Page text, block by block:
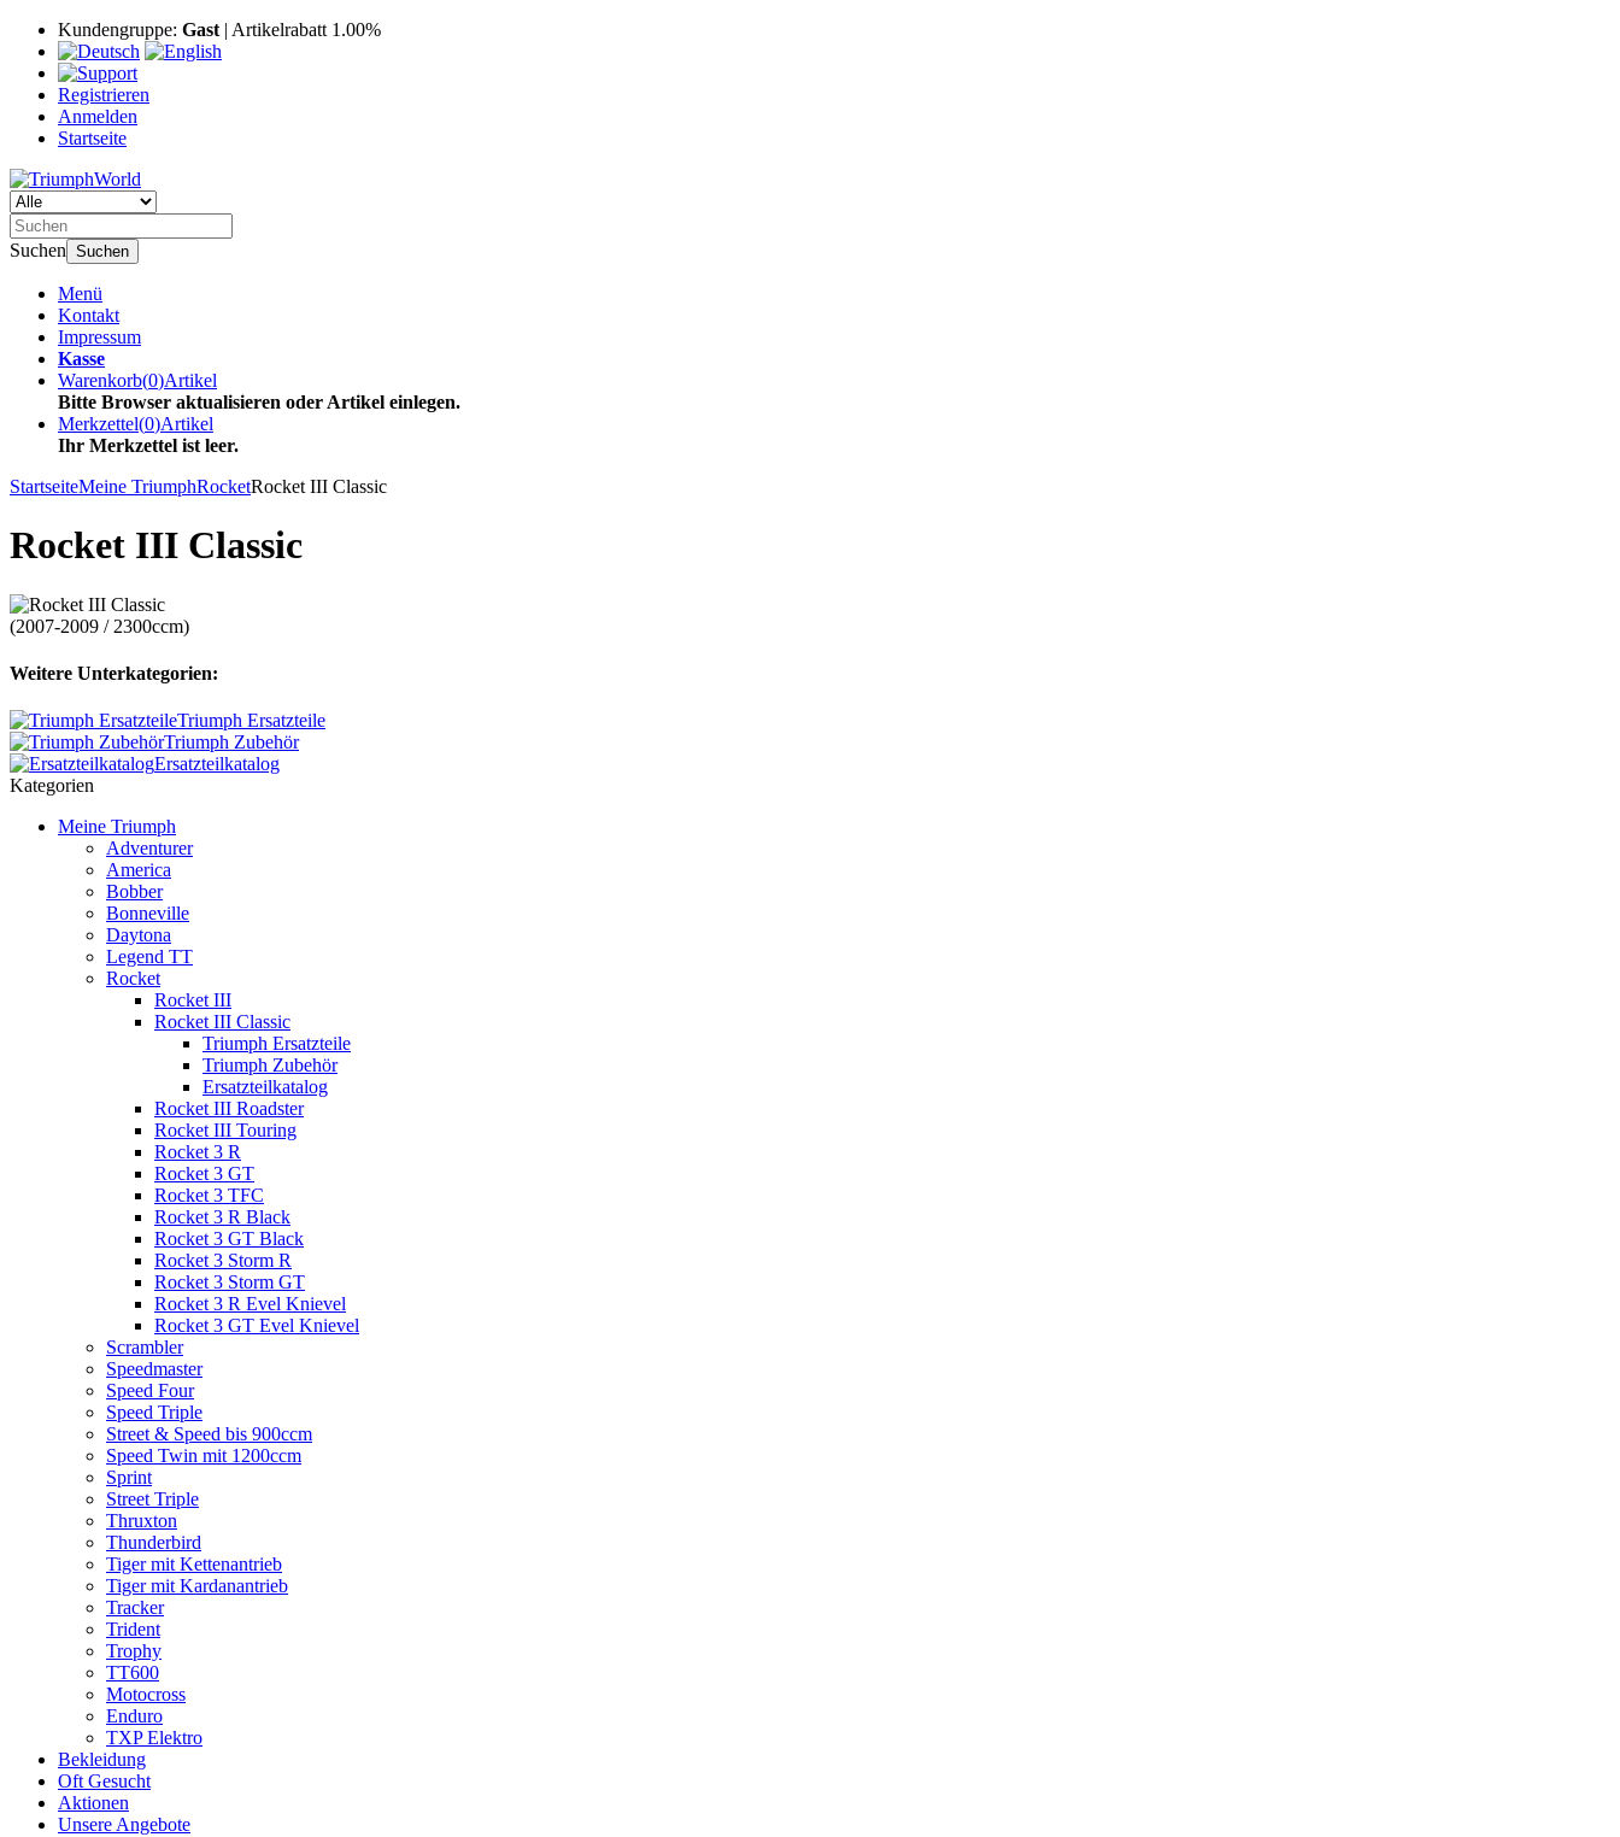
Kundengruppe: Gast | Artikelrabatt 1.00%
Registrieren
Anmelden
Startseite
Suchen Suchen
Menü
Kontakt
Impressum
Kasse
Warenkorb(0)Artikel
Bitte Browser aktualisieren oder Artikel einlegen.
Merkzettel(0)Artikel
Ihr Merkzettel ist leer.
StartseiteMeine TriumphRocketRocket III Classic
Rocket III Classic
(2007-2009 / 2300ccm)
Weitere Unterkategorien:
Triumph Ersatzteile
Triumph Zubehör
Ersatzteilkatalog
Kategorien
Meine Triumph
Adventurer
America
Bobber
Bonneville
Daytona
Legend TT
Rocket
Rocket III
Rocket III Classic
Triumph Ersatzteile
Triumph Zubehör
Ersatzteilkatalog
Rocket III Roadster
Rocket III Touring
Rocket 3 R
Rocket 3 GT
Rocket 3 TFC
Rocket 3 R Black
Rocket 3 GT Black
Rocket 3 Storm R
Rocket 3 Storm GT
Rocket 3 R Evel Knievel
Rocket 3 GT Evel Knievel
Scrambler
Speedmaster
Speed Four
Speed Triple
Street & Speed bis 900ccm
Speed Twin mit 1200ccm
Sprint
Street Triple
Thruxton
Thunderbird
Tiger mit Kettenantrieb
Tiger mit Kardanantrieb
Tracker
Trident
Trophy
TT600
Motocross
Enduro
TXP Elektro
Bekleidung
Oft Gesucht
Aktionen
Unsere Angebote